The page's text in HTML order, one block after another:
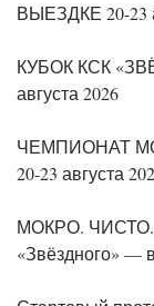
ВЫЕЗДКЕ 20-23
КУБОК КСК
августа 2026
ЧЕМПИОНАТ
20-23 августа
МОКРО. ЧИСТО.
«Звёздного» —